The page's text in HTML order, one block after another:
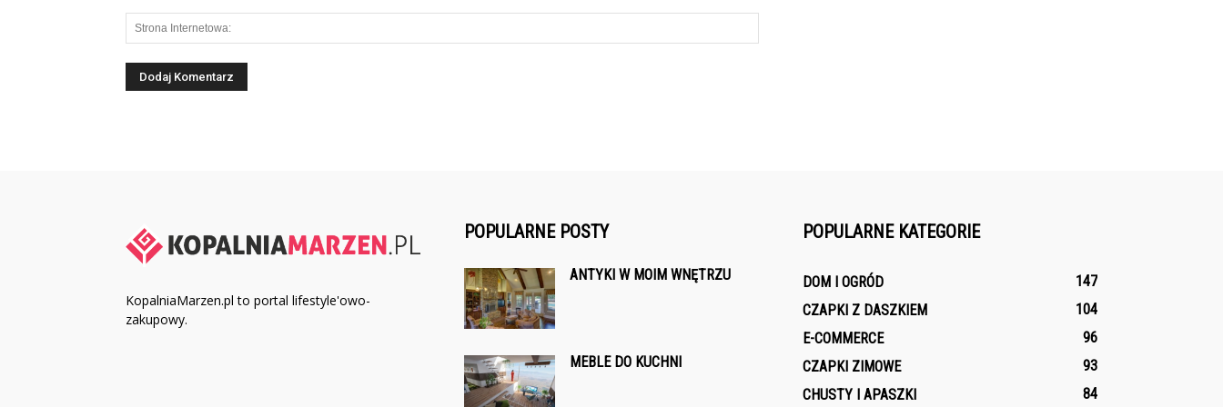
KopalniaMarzen.pl to portal lifestyle'owo-
zakupowy.
POPULARNE POSTY
ANTYKI W MOIM WNĘTRZU
MEBLE DO KUCHNI
POPULARNE KATEGORIE
DOM I OGRÓD
147
CZAPKI Z DASZKIEM
104
E-COMMERCE
96
CZAPKI ZIMOWE
93
CHUSTY I APASZKI
84